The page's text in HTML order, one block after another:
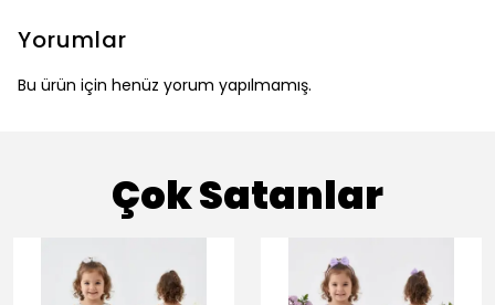
Yorumlar
Bu ürün için henüz yorum yapılmamış.
Çok Satanlar